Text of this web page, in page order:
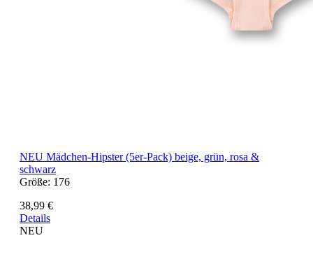
NEU Mädchen-Hipster (5er-Pack) beige, grün, rosa &
schwarz
Größe: 176
38,99 €
Details
NEU